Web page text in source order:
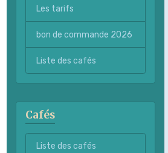
Les tarifs
bon de commande 2026
Liste des cafés
Cafés
Liste des cafés